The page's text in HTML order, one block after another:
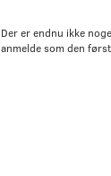
Der er endnu ikke
anmelde som den